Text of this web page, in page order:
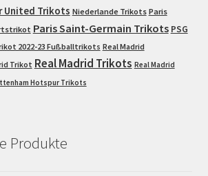
United Trikots Niederlande Trikots Paris
Paris Saint-Germain Trikots PSG
2022-23 Fußballtrikots Real Madrid
Trikot Real Madrid Trikots Real Madrid
Hotspur Trikots
Produkte